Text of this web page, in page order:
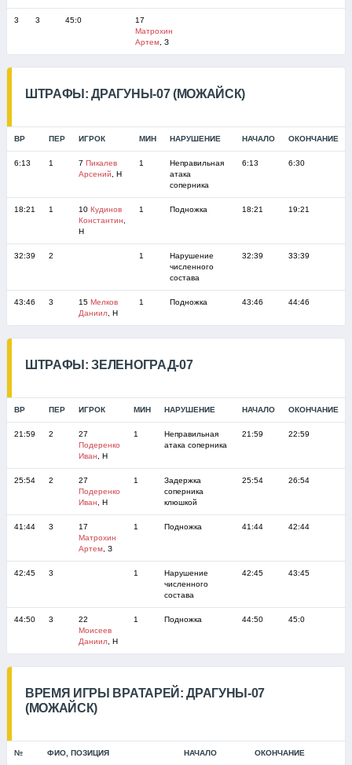
3 3 45:0
17
Матрохин
Артем, З
ШТРАФЫ: ДРАГУНЫ-07 (МОЖАЙСК)
ВР ПЕР ИГРОК МИН НАРУШЕНИЕ НАЧАЛО ОКОНЧАНИЕ
6:13 1 7 Пикалев
Арсений , Н
1
Неправильная
атака
соперника
6:13 6:30
18:21 1 10 Кудинов
Константин
Н
1 Подножка 18:21 19:21
32:39 2 1
Нарушение
численного
состава
32:39 33:39
43:46 3 15 Мелков
Даниил, Н
1 Подножка 43:46 44:46
ШТРАФЫ: ЗЕЛЕНОГРАД-07
ВР ПЕР ИГРОК МИН НАРУШЕНИЕ НАЧАЛО ОКОНЧАНИЕ
21:59 2
27
Подеренко
Иван , Н
1
Неправильная
атака соперника
21:59 22:59
25:54 2
27
Подеренко
Иван , Н
1
Задержка
соперника
клюшкой
25:54 26:54
41:44 3
17
Матрохин
Артем, З
1 Подножка 41:44 42:44
42:45 3 1
Нарушение
численного
состава
42:45 43:45
44:50 3
22
Моисеев
Даниил, Н
1 Подножка 44:50 45:0
ВРЕМЯ ИГРЫ ВРАТАРЕЙ: ДРАГУНЫ-07
(МОЖАЙСК)
№ ФИО, ПОЗИЦИЯ НАЧАЛО ОКОНЧАНИЕ